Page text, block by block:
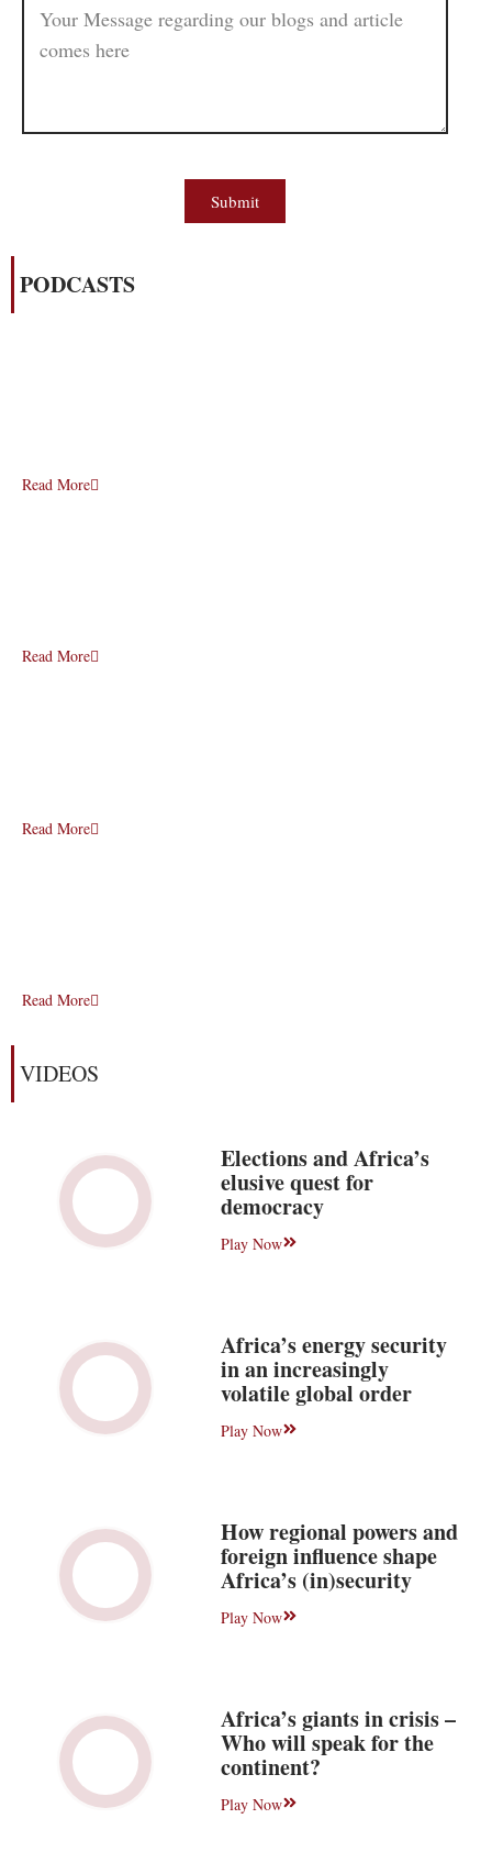
Submit
PODCASTS
Read More
Read More
Read More
Read More
VIDEOS
Elections and Africa’s
elusive quest for
democracy
Play Now
Africa’s energy security
in an increasingly
volatile global order
Play Now
How regional powers and
foreign influence shape
Africa’s (in)security
Play Now
Africa’s giants in crisis –
Who will speak for the
continent?
Play Now